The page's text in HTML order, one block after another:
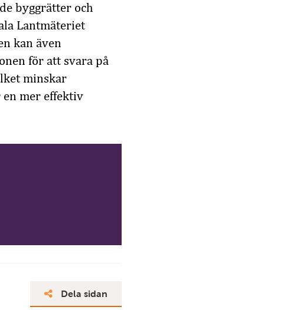
byggrätter och
Lantmäteriet
kan även
för att svara på
minskar
mer effektiv
Dela sidan